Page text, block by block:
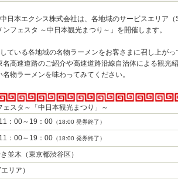
日本エクシス株式会社は、各地域のサービスエリア
フェスタ ～中日本観光まつり～」を開催します。
ている各地域の名物ラーメンをお客さまに召し上が
高速道路のご紹介や高速道路沿線自治体による観光
物ラーメンを味わってみてください。
スタ～「中日本観光まつり」～
：00～19：00 （18:00 発券終了）
：00～19：00 （18:00 発券終了）
並木（東京都渋谷区）
リア）